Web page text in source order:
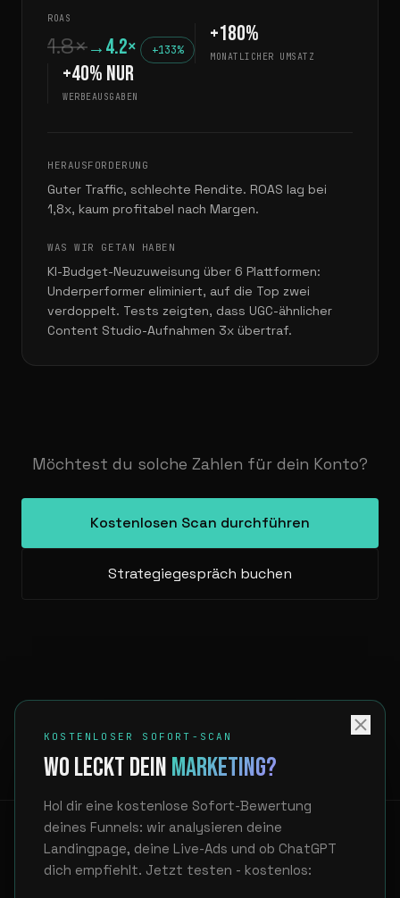
ROAS
1.8×→4.2× +133%
+180%
MONATLICHER UMSATZ
+40% nur
WERBEAUSGABEN
HERAUSFORDERUNG
Guter Traffic, schlechte Rendite. ROAS lag bei
1,8x, kaum profitabel nach Margen.
WAS WIR GETAN HABEN
KI-Budget-Neuzuweisung über 6 Plattformen:
Underperformer eliminiert, auf die Top zwei
verdoppelt. Tests zeigten, dass UGC-ähnlicher
Content Studio-Aufnahmen 3x übertraf.
Möchtest du solche Zahlen für dein Konto?
Kostenlosen Scan durchführen
Strategiegespräch buchen
KOSTENLOSER SOFORT-SCAN
WO LECKT DEINMARKETING?
Hol dir eine kostenlose Sofort-Bewertung
deines Funnels: wir analysieren deine
Landingpage, deine Live-Ads und ob ChatGPT
dich empfiehlt. Jetzt testen - kostenlos:
LinkedIn hello@unfair.atShowcaseÜber unsFAQDatenschutz